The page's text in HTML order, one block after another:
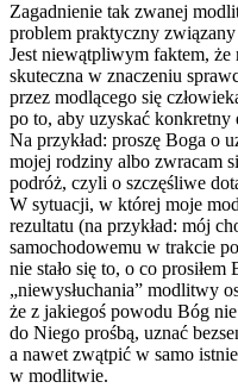
Zagadnienie tak zwanej
problem praktyczny
Jest niewątpliwym faktem,
skuteczna w znaczeniu
przez modlącego się
po to, aby uzyskać
Na przykład: proszę Boga o
mojej rodziny albo zwracam
podróż, czyli o szczęśliwe
W sytuacji, w której moje
rezultatu (na przykład: mój
samochodowemu w trakcie
nie stało się to, o co
„niewysłuchania” modlitwy
że z jakiegoś powodu Bóg
do Niego prośbą, uznać
a nawet zwątpić w samo
w modlitwie.